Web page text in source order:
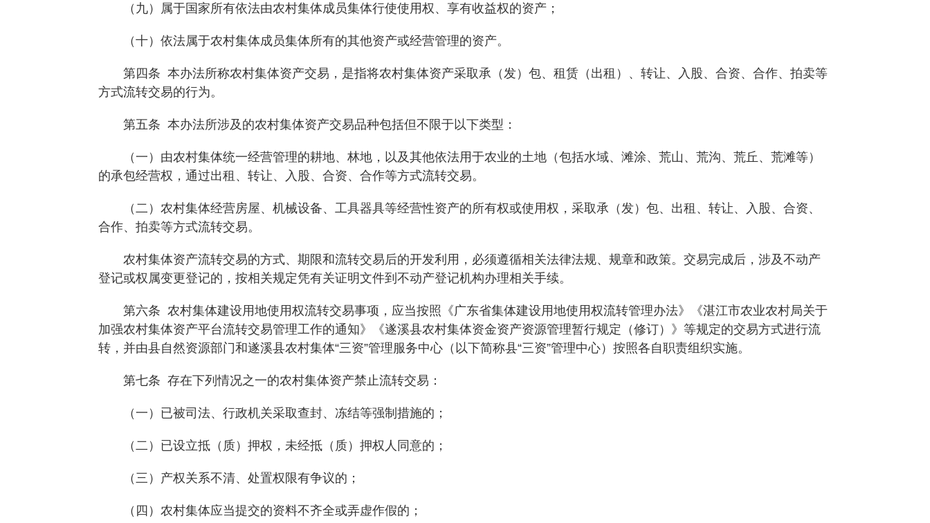
（九）属于国家所有依法由农村集体成员集体行使使用权、享有收益权的资产；
（十）依法属于农村集体成员集体所有的其他资产或经营管理的资产。
第四条 本办法所称农村集体资产交易，是指将农村集体资产采取承（发）包、租赁（出租）、转让、入股、合资、合作、拍卖等
方式流转交易的行为。
第五条 本办法所涉及的农村集体资产交易品种包括但不限于以下类型：
（一）由农村集体统一经营管理的耕地、林地，以及其他依法用于农业的土地（包括水域、滩涂、荒山、荒沟、荒丘、荒滩等）
的承包经营权，通过出租、转让、入股、合资、合作等方式流转交易。
（二）农村集体经营房屋、机械设备、工具器具等经营性资产的所有权或使用权，采取承（发）包、出租、转让、入股、合资、
合作、拍卖等方式流转交易。
农村集体资产流转交易的方式、期限和流转交易后的开发利用，必须遵循相关法律法规、规章和政策。交易完成后，涉及不动产
登记或权属变更登记的，按相关规定凭有关证明文件到不动产登记机构办理相关手续。
第六条 农村集体建设用地使用权流转交易事项，应当按照《广东省集体建设用地使用权流转管理办法》《湛江市农业农村局关于
加强农村集体资产平台流转交易管理工作的通知》《遂溪县农村集体资金资产资源管理暂行规定（修订）》等规定的交易方式进行流
转，并由县自然资源部门和遂溪县农村集体“三资”管理服务中心（以下简称县“三资”管理中心）按照各自职责组织实施。
第七条 存在下列情况之一的农村集体资产禁止流转交易：
（一）已被司法、行政机关采取查封、冻结等强制措施的；
（二）已设立抵（质）押权，未经抵（质）押权人同意的；
（三）产权关系不清、处置权限有争议的；
（四）农村集体应当提交的资料不齐全或弄虚作假的；